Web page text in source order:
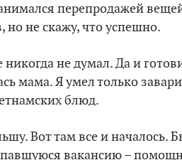
перепродажей
но не скажу, что успешно.
не думал. Да и
мама. Я умел только
блюд.
Вот там все и началось.
вакансию –